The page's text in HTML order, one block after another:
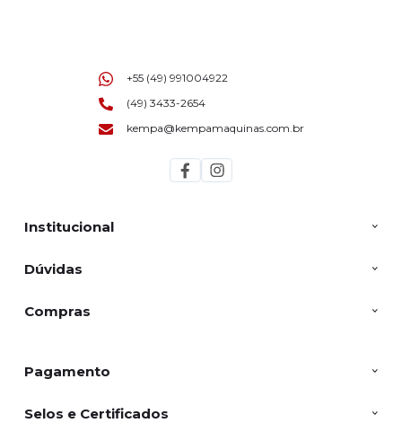
Institucional
Dúvidas
Compras
+55 (49) 991004922
(49) 3433-2654
kempa@kempamaquinas.com.br
Pagamento
Selos e Certificados